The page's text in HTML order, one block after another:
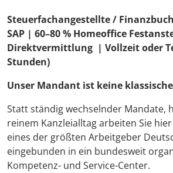
Steuerfachangestellte /
SAP | 60–80 % Homeoffice
Direktvermittlung | Vollzeit oder
Stunden)
Unser Mandant ist keine
Statt ständig wechselnder Mandate,
reinem Kanzleialltag arbeiten Sie
eines der größten Arbeitgeber
eingebunden in ein bundesweit
Kompetenz- und Service-Center.